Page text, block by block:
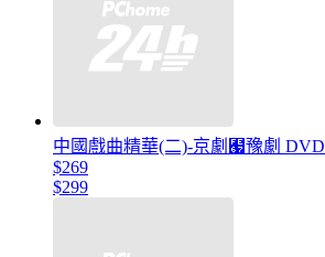
中國戲曲精華(二)-京劇﹧豫劇 DVD
$269
$299